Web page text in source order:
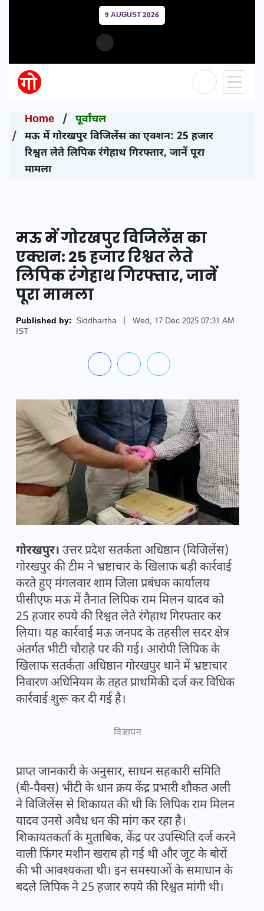
9 AUGUST 2026
Home
पूर्वांचल
मऊ में गोरखपुर विजिलेंस का एक्शन: 25 हजार
रिश्वत लेते लिपिक रंगेहाथ गिरफ्तार, जानें पूरा
मामला
मऊ में गोरखपुर विजिलेंस का
एक्शन: 25 हजार रिश्वत लेते
लिपिक रंगेहाथ गिरफ्तार, जानें
पूरा मामला
Published by: Siddhartha
Wed, 17 Dec 2025 07:31 AM
IST
गोरखपुर। उत्तर प्रदेश सतर्कता अधिष्ठान (विजिलेंस)
गोरखपुर की टीम ने भ्रष्टाचार के खिलाफ बड़ी कार्रवाई
करते हुए मंगलवार शाम जिला प्रबंधक कार्यालय
पीसीएफ मऊ में तैनात लिपिक राम मिलन यादव को
25 हजार रुपये की रिश्वत लेते रंगेहाथ गिरफ्तार कर
लिया। यह कार्रवाई मऊ जनपद के तहसील सदर क्षेत्र
अंतर्गत भीटी चौराहे पर की गई। आरोपी लिपिक के
खिलाफ सतर्कता अधिष्ठान गोरखपुर थाने में भ्रष्टाचार
निवारण अधिनियम के तहत प्राथमिकी दर्ज कर विधिक
कार्रवाई शुरू कर दी गई है।
विज्ञापन
प्राप्त जानकारी के अनुसार, साधन सहकारी समिति
(बी-पैक्स) भीटी के धान क्रय केंद्र प्रभारी शौकत अली
ने विजिलेंस से शिकायत की थी कि लिपिक राम मिलन
यादव उनसे अवैध धन की मांग कर रहा है।
शिकायतकर्ता के मुताबिक, केंद्र पर उपस्थिति दर्ज करने
वाली फिंगर मशीन खराब हो गई थी और जूट के बोरों
की भी आवश्यकता थी। इन समस्याओं के समाधान के
बदले लिपिक ने 25 हजार रुपये की रिश्वत मांगी थी।